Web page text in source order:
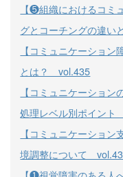
【❺組織におけるコミ
グとコーチングの違
【コミュニケーショ
とは？ vol.435
【コミュニケーショ
処理レベル別ポイン
【コミュニケーショ
境調整について